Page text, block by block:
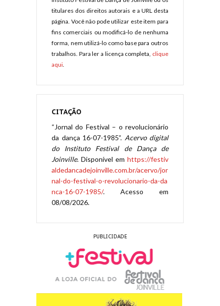
titulares dos direitos autorais e a URL desta
página. Você não pode utilizar este item para
fins comerciais ou modificá-lo de nenhuma
forma, nem utilizá-lo como base para outros
trabalhos. Para ler a licença completa, clique
aqui
CITAÇÃO
“Jornal do Festival – o revolucionário
da dança 16-07-1985”. Acervo digital
do Instituto Festival de Dança de
Joinville. Disponível em https://festiv
aldedancadejoinville.com.br/acervo/jor
nal-do-festival-o-revolucionario-da-da
nca-16-07-1985/. Acesso em
08/08/2026.
PUBLICIDADE